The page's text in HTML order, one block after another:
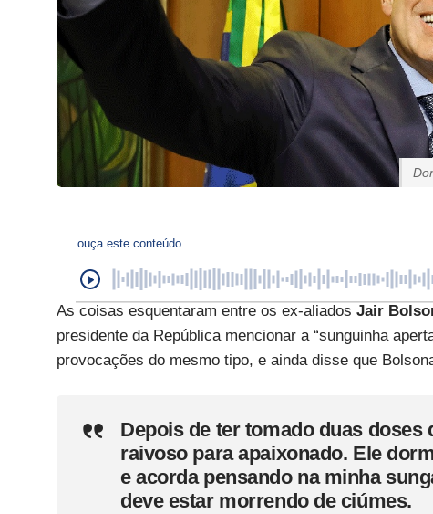
ouça este conteúdo
As coisas esquentaram entre os ex-aliados Jair
presidente da República mencionar a “sunguinha
provocações do mesmo tipo, e ainda disse que
Depois de ter tomado duas doses
raivoso para apaixonado. Ele
e acorda pensando na minha
deve estar morrendo de ciúmes.